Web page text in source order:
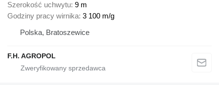
Szerokość uchwytu 9 m
Godziny pracy wirnika 3 100 m/g
Polska, Bratoszewice
F.H. AGROPOL